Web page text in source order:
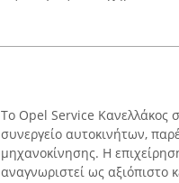
Το Opel Service Κανελλάκος
συνεργείο αυτοκινήτων,
μηχανοκίνησης. Η
αναγνωριστεί ως αξιόπιστο